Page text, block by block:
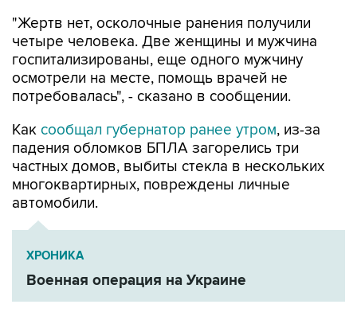
"Жертв нет, осколочные ранения получили
четыре человека. Две женщины и мужчина
госпитализированы, еще одного мужчину
осмотрели на месте, помощь врачей не
потребовалась", - сказано в сообщении.
Как сообщал губернатор ранее утром, из-за
падения обломков БПЛА загорелись три
частных домов, выбиты стекла в нескольких
многоквартирных, повреждены личные
автомобили.
ХРОНИКА
Военная операция на Украине